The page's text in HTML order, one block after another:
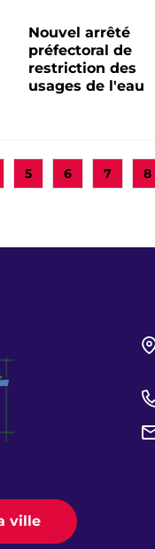
Nouvel arrêté
préfectoral de
restriction des
usages de l'eau
5 6 7 8
ville